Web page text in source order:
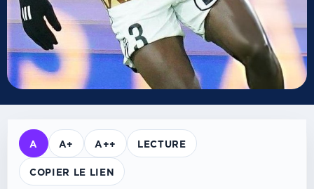
A A+ A++ LECTURE
COPIER LE LIEN